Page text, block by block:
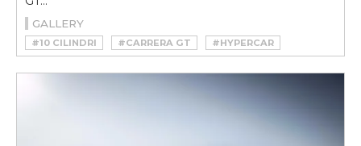
GALLERY
#10 CILINDRI #CARRERA GT
#HYPERCAR
#PORSCHE
#SUPERCAR #V10